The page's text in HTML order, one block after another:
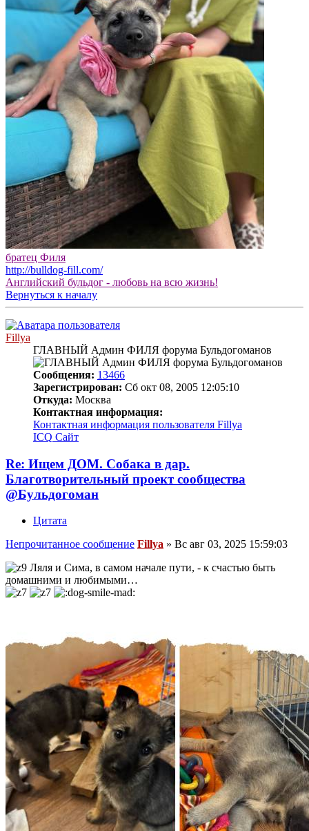
братец Филя
http://bulldog-fill.com/
Английский бульдог - любовь на всю жизнь!
Вернуться к началу
Fillya
ГЛАВНЫЙ Админ ФИЛЯ форума Бульдогоманов
Сообщения: 13466
Зарегистрирован: Сб окт 08, 2005 12:05:10
Откуда: Москва
Контактная информация:
Контактная информация пользователя Fillya
ICQ Сайт
Re: Ищем ДОМ. Собака в дар.
Благотворительный проект сообщества
@Бульдогоман
Цитата
Непрочитанное сообщение Fillya » Вс авг 03, 2025 15:59:03
Ляля и Сима, в самом начале пути, - к счастью быть
домашними и любимыми…